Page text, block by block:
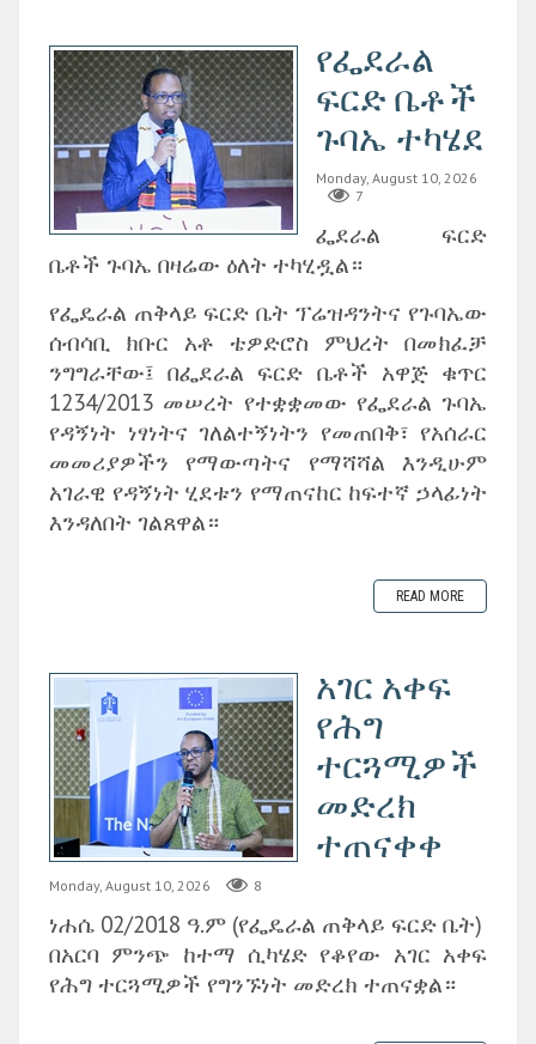
የፌደራል
ፍርድ ቤቶች
ጉባኤ ተካሄደ
Monday, August 10, 2026
7
ፌደራል ፍርድ
ቤቶች ጉባኤ በዛሬው ዕለት ተካሂዷል።
‎የፌዴራል ጠቅላይ ፍርድ ቤት ፕሬዝዳንትና የጉባኤው
ሰብሳቢ ክቡር አቶ ቴዎድሮስ ምህረት በመክፈቻ
ንግግራቸው፤ በፌደራል ፍርድ ቤቶች አዋጅ ቁጥር
1234/2013 መሠረት የተቋቋመው የፌደራል ጉባኤ
የዳኝነት ነፃነትና ገለልተኝነትን የመጠበቅ፣ የአሰራር
መመሪያዎችን የማውጣትና የማሻሻል እንዲሁም
አገራዊ የዳኝነት ሂደቱን የማጠናከር ከፍተኛ ኃላፊነት
እንዳለበት ገልጸዋል።
READ MORE
አገር አቀፍ
የሕግ
ተርጓሚዎች
መድረክ
ተጠናቀቀ
Monday, August 10, 2026 8
ነሐሴ 02/2018 ዓ.ም (የፌዴራል ጠቅላይ ፍርድ ቤት)
‎በአርባ ምንጭ ከተማ ሲካሄድ የቆየው አገር አቀፍ
የሕግ ተርጓሚዎች የግንኙነት መድረክ ተጠናቋል።